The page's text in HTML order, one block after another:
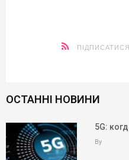
ОСТАННІ НОВИНИ
5G:
By